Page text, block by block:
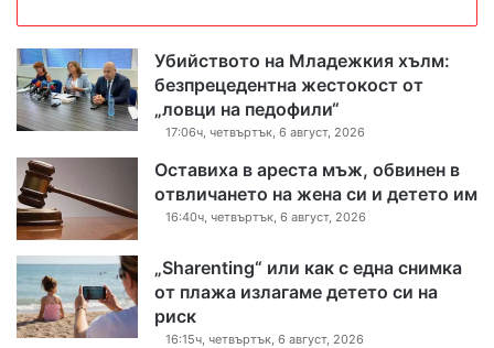
Убийството на Младежкия хълм:
безпрецедентна жестокост от
„ловци на педофили“
17:06ч, четвъртък, 6 август, 2026
Оставиха в ареста мъж, обвинен в
отвличането на жена си и детето им
16:40ч, четвъртък, 6 август, 2026
„Sharenting“ или как с една снимка
от плажа излагаме детето си на
риск
16:15ч, четвъртък, 6 август, 2026